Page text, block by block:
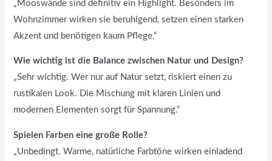
„Mooswände sind definitiv ein Highlight. Besonders im
Wohnzimmer wirken sie beruhigend, setzen einen starken
Akzent und benötigen kaum Pflege.“
Wie wichtig ist die Balance zwischen Natur und Design?
„Sehr wichtig. Wer nur auf Natur setzt, riskiert einen zu
rustikalen Look. Die Mischung mit klaren Linien und
modernen Elementen sorgt für Spannung.“
Spielen Farben eine große Rolle?
„Unbedingt. Warme, natürliche Farbtöne wirken einladend